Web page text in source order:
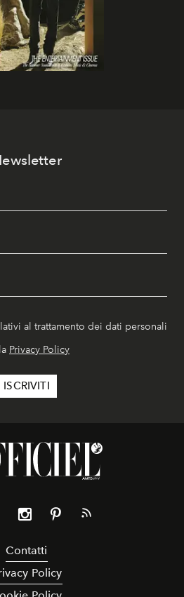
al trattamento dei dati personali
Privacy Policy
Contatti
Policy